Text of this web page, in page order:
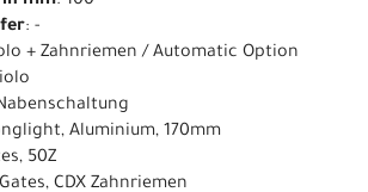
: -
+ Zahnriemen / Automatic Option
Aluminium, 170mm
50Z
CDX Zahnriemen